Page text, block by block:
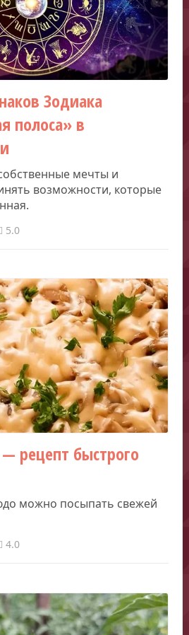
Зодиака
полоса» в
мечты и
возможности, которые
5.0
рецепт быстрого
можно посыпать свежей
4.0